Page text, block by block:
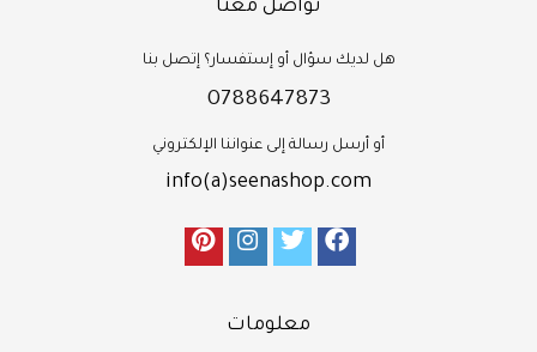
تواصل معنا
هل لديك سؤال أو إستفسار؟ إتصل بنا
0788647873
أو أرسل رسالة إلى عنواننا الإلكتروني
info(a)seenashop.com
معلومات